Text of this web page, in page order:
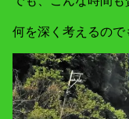
何を深く考えるので